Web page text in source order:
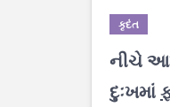
કૃદંત
નીચે
દુઃખમાં